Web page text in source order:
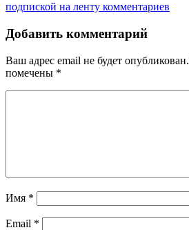
подпиской на ленту комментариев
Добавить комментарий
Ваш адрес email не будет опубликован.
помечены *
Имя *
Email *